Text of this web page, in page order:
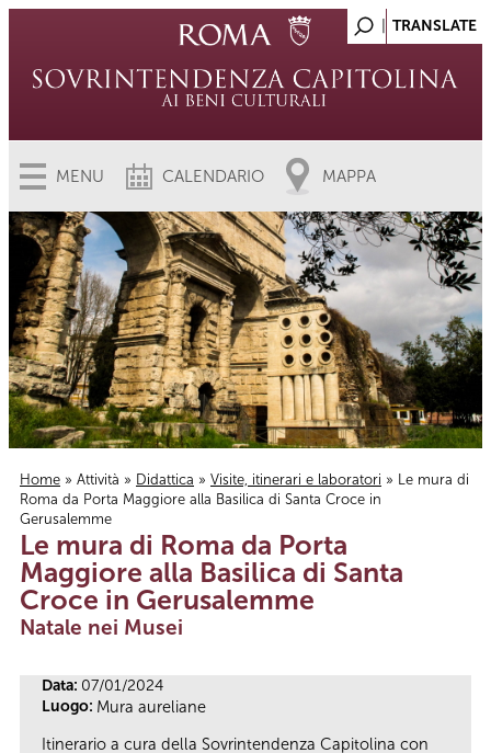
MENU CALENDARIO MAPPA
Tu sei qui
Home » Attività » Didattica » Visite, itinerari e laboratori » Le mura di
Roma da Porta Maggiore alla Basilica di Santa Croce in
Gerusalemme
Le mura di Roma da Porta
Maggiore alla Basilica di Santa
Croce in Gerusalemme
Natale nei Musei
Data: 07/01/2024
Luogo: Mura aureliane
Itinerario a cura della Sovrintendenza Capitolina con